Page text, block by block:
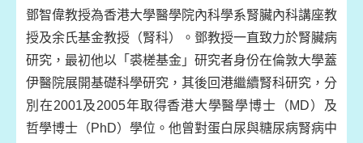
鄧智偉教授為香港大學醫學院內科學系腎臟內科講座教
授及余氏基金教授（腎科）。鄧教授一直致力於腎臟病
研究，最初他以「裘槎基金」研究者身份在倫敦大學蓋
伊醫院展開基礎科學研究，其後回港繼續腎科研究，分
別在2001及2005年取得香港大學醫學博士（MD）及
哲學博士（PhD）學位。他曾對蛋白尿與糖尿病腎病中